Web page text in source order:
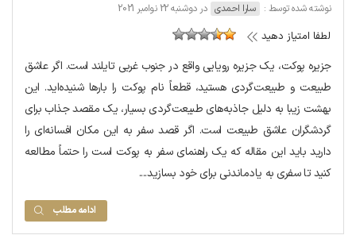
نوشته شده توسط : سارا احمدی در دوشنبه 22 نوامبر 2021
لطفا امتیاز دهید
جزیره پوکت، یک جزیره رویایی واقع در جنوب غربی تایلند است. اگر عاشق
طبیعت و طبیعت‌گردی هستید، قطعاً نام پوکت را بارها شنیده‌اید. این
بهشت زیبا به دلیل جاذبه‌های طبیعت‌گردی بسیار، یک مقصد جذاب برای
گردشگران عاشق طبیعت است. اگر قصد سفر به این مکان افسانه‌ای را
دارید باید این مقاله که یک راهنمای سفر به پوکت است را حتماً مطالعه
کنید تا سفری به یادماندنی برای خود بسازید....
ادامه مطلب